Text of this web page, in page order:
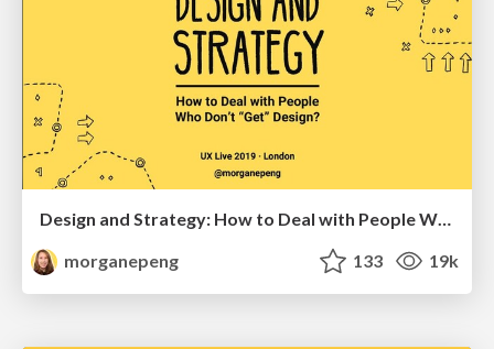
Design and Strategy: How to Deal with People Who Don’t "Get" Design
morganepeng
133 19k